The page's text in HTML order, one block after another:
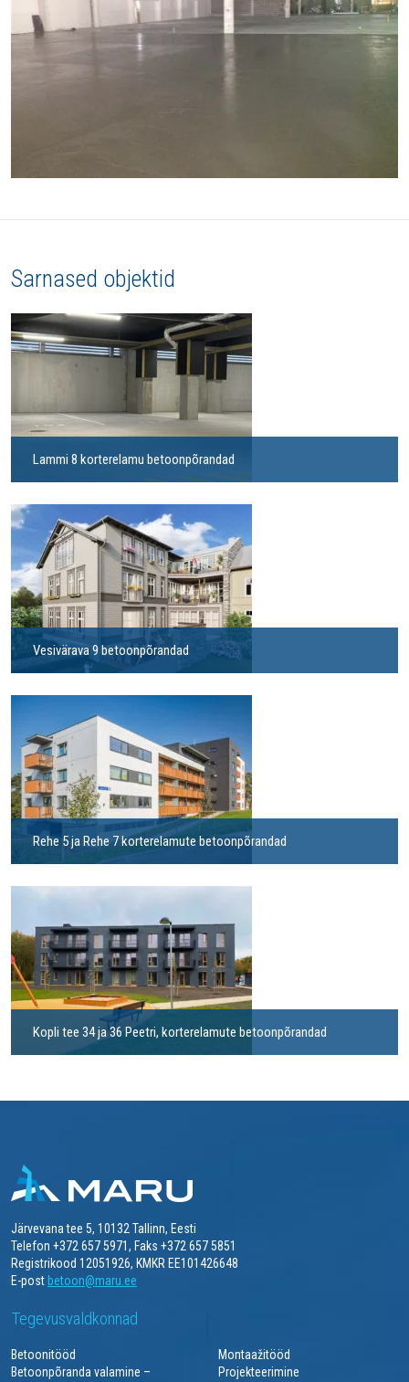
Sarnased objektid
Lammi 8 korterelamu betoonpõrandad
Vesivärava 9 betoonpõrandad
Rehe 5 ja Rehe 7 korterelamute betoonpõrandad
Kopli tee 34 ja 36 Peetri, korterelamute betoonpõrandad
Järvevana tee 5, 10132 Tallinn, Eesti
Telefon +372 657 5971, Faks +372 657 5851
Registrikood 12051926, KMKR EE101426648
E-post betoon@maru.ee
Tegevusvaldkonnad
Betoonitööd
Montaažitööd
Betoonpõranda valamine –
Projekteerimine